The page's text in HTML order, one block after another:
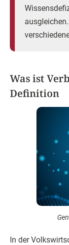
Was ist
Definition
In der